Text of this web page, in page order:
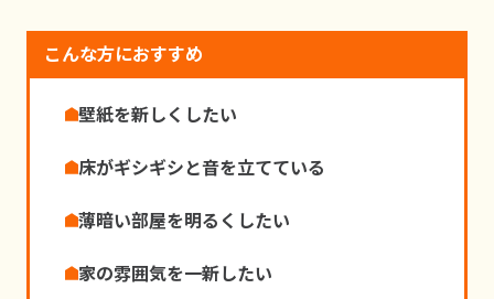
こんな方におすすめ
壁紙を新しくしたい
床がギシギシと⾳を⽴てている
薄暗い部屋を明るくしたい
家の雰囲気を⼀新したい